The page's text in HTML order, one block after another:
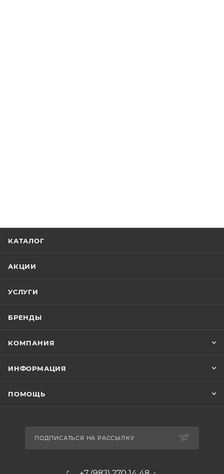
КАТАЛОГ
АКЦИИ
УСЛУГИ
БРЕНДЫ
КОМПАНИЯ
ИНФОРМАЦИЯ
ПОМОЩЬ
ПОДПИСАТЬСЯ НА РАССЫЛКУ